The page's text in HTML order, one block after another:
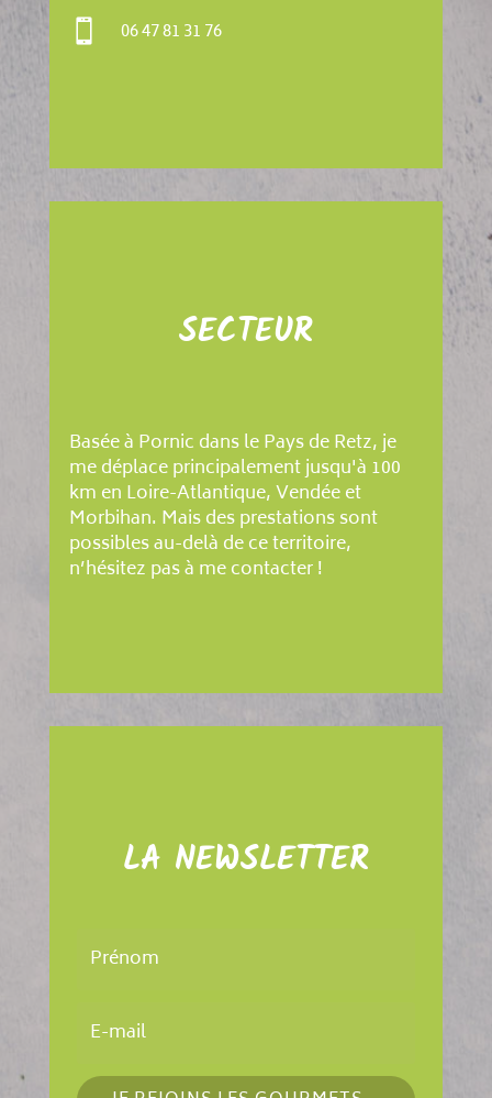
 06 47 81 31 76
SECTEUR
Basée à Pornic dans le Pays de Retz, je
me déplace principalement jusqu'à 100
km en Loire-Atlantique, Vendée et
Morbihan. Mais des prestations sont
possibles au-delà de ce territoire,
n’hésitez pas à me contacter !
LA NEWSLETTER